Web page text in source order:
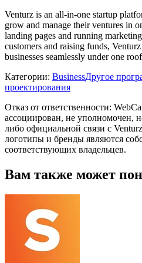
Venturz is an all-in-one startup
grow and manage their ventures in
landing pages and running
customers and raising funds,
businesses seamlessly under one
Категории: BusinessДругое
проектирования
Отказ от ответственности:
ассоциирован, не уполномочен,
либо официальной связи с
логотипы и бренды являются
соответствующих владельцев.
Вам также может